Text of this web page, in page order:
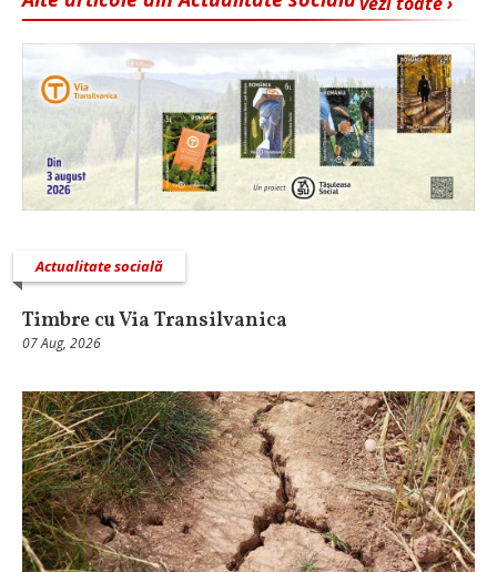
Actualitate socială
Timbre cu Via Transilvanica
07 Aug, 2026